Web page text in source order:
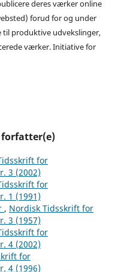
deres værker online
forud for og under
til produktive udvekslinger,
værker. Initiative for
for
3 (2002)
for
1 (1991)
, Nordisk Tidsskrift for
3 (1957)
for
4 (2002)
for
4 (1996)